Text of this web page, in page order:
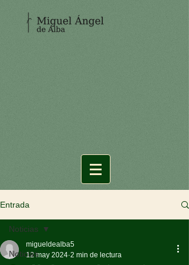
Entrada
Noticias
Noticias
migueldealba5
12 may 2024 2 min de lectura